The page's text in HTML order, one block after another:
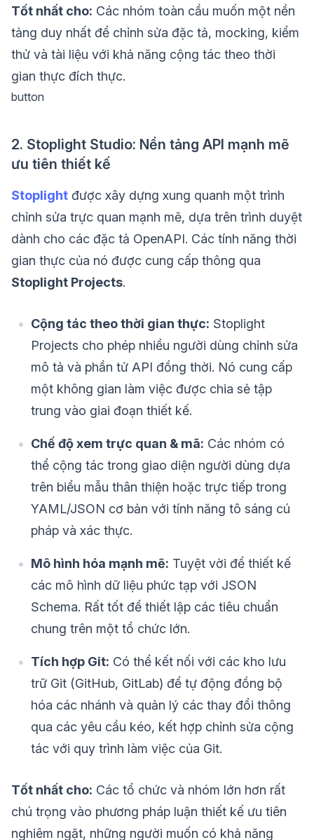
Tốt nhất cho: Các nhóm toàn cầu muốn một nền
tảng duy nhất để chỉnh sửa đặc tả, mocking, kiểm
thử và tài liệu với khả năng cộng tác theo thời
gian thực đích thực.
button
2. Stoplight Studio: Nền tảng API mạnh mẽ
ưu tiên thiết kế
Stoplight được xây dựng xung quanh một trình
chỉnh sửa trực quan mạnh mẽ, dựa trên trình duyệt
dành cho các đặc tả OpenAPI. Các tính năng thời
gian thực của nó được cung cấp thông qua
Stoplight Projects.
Cộng tác theo thời gian thực: Stoplight
Projects cho phép nhiều người dùng chỉnh sửa
mô tả và phần tử API đồng thời. Nó cung cấp
một không gian làm việc được chia sẻ tập
trung vào giai đoạn thiết kế.
Chế độ xem trực quan & mã: Các nhóm có
thể cộng tác trong giao diện người dùng dựa
trên biểu mẫu thân thiện hoặc trực tiếp trong
YAML/JSON cơ bản với tính năng tô sáng cú
pháp và xác thực.
Mô hình hóa mạnh mẽ: Tuyệt vời để thiết kế
các mô hình dữ liệu phức tạp với JSON
Schema. Rất tốt để thiết lập các tiêu chuẩn
chung trên một tổ chức lớn.
Tích hợp Git: Có thể kết nối với các kho lưu
trữ Git (GitHub, GitLab) để tự động đồng bộ
hóa các nhánh và quản lý các thay đổi thông
qua các yêu cầu kéo, kết hợp chỉnh sửa cộng
tác với quy trình làm việc của Git.
Tốt nhất cho: Các tổ chức và nhóm lớn hơn rất
chú trọng vào phương pháp luận thiết kế ưu tiên
nghiêm ngặt, những người muốn có khả năng